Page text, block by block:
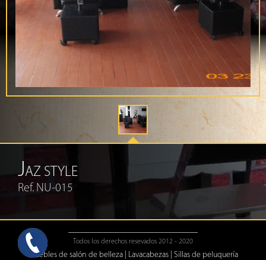
JAZ STYLE
Ref. NU-015
Todos los derechos resevados 2012 - 2020
Muebles de salón de belleza| Lavacabezas| Sillas de peluquería